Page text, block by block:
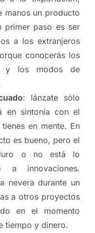
manos un producto
primer paso es ser
a los extranjeros
conocerás los
y los modos de
: lánzate sólo
en sintonía con el
en mente. En
es bueno, pero el
o no está lo
a innovaciones.
nevera durante un
a otros proyectos
en el momento
tiempo y dinero.